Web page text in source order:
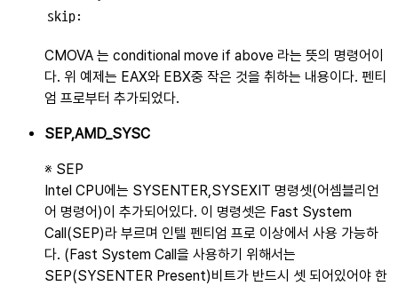
CMOVA 는 conditional move if above 라는 뜻의 명령어이
다. 위 예제는 EAX와 EBX중 작은 것을 취하는 내용이다. 펜티
엄 프로부터 추가되었다.
SEP,AMD_SYSC
※ SEP
Intel CPU에는 SYSENTER,SYSEXIT 명령셋(어셈블리언
어 명령어)이 추가되어있다. 이 명령셋은 Fast System
Call(SEP)라 부르며 인텔 펜티엄 프로 이상에서 사용 가능하
다. (Fast System Call을 사용하기 위해서는
SEP(SYSENTER Present)비트가 반드시 셋 되어있어야 한